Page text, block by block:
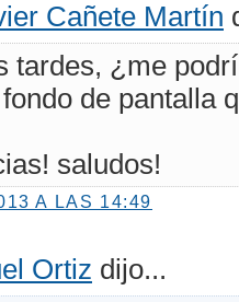
Cañete Martín
tardes, ¿me
de pantalla
saludos!
A LAS 14:49
Ortiz dijo...